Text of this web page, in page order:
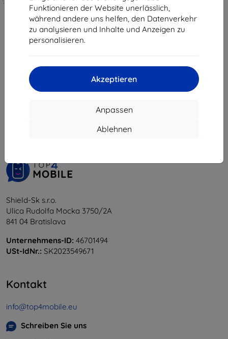
Funktionieren der Website unerlässlich,
während andere uns helfen, den Datenverkehr
zu analysieren und Inhalte und Anzeigen zu
personalisieren.
Akzeptieren
Anpassen
Ablehnen
hergestellt
19,90 €
17,91 €
6,21 €
Letztes Stück auf Lager
vom ganzen6.
Shield-Sk s.r.o.
Ulica Rudolfa Mocka 3750/2A
841 04 Bratislava
Unternehmens-ID: 46701494
USt-IdNr.: SK2023549671
Kontakt
info@top4mobile.eu
Schreiben Sie uns